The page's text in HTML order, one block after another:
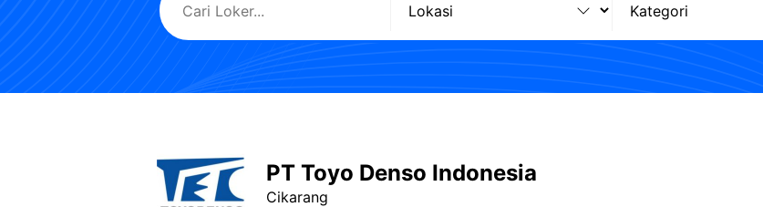
PT Toyo Denso Indonesia
Cikarang